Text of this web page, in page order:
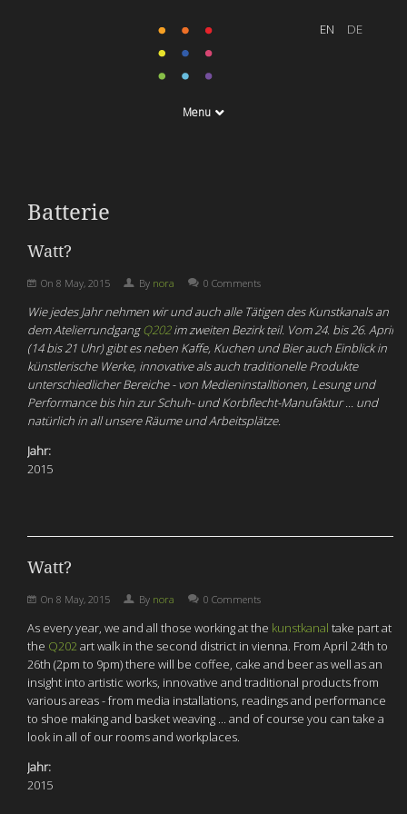
Menu
Batterie
Watt?
On 8 May, 2015 By nora 0 Comments
Wie jedes Jahr nehmen wir und auch alle Tätigen des Kunstkanals an
dem AtelierrundgangQ202im zweiten Bezirk teil. Vom 24. bis 26. April
(14 bis 21 Uhr) gibt es neben Kaffe, Kuchen und Bier auch Einblick in
künstlerische Werke, innovative als auch traditionelle Produkte
unterschiedlicher Bereiche - von Medieninstalltionen, Lesung und
Performance bis hin zur Schuh- und Korbflecht-Manufaktur ... und
natürlich in all unsere Räume und Arbeitsplätze.
Jahr:
2015
Watt?
On 8 May, 2015 By nora 0 Comments
As every year, we and all those working at the kunstkanal take part at
the Q202art walk in the second district in vienna. From April 24th to
26th (2pm to 9pm) there will be coffee, cake and beer as well as an
insight into artistic works, innovative and traditional products from
various areas - from media installations, readings and performance
to shoe making and basket weaving ... and of course you can take a
look in all of our rooms and workplaces.
Jahr:
2015